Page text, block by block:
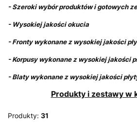
- Szeroki wybór produktów i gotowych
- Wysokiej jakości okucia
- Fronty wykonane z wysokiej jakości
- Korpusy wykonane z wysokiej jakości
- Blaty wykonane z wysokiej jakości
Produkty i zestawy w
Produkty: 31